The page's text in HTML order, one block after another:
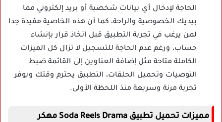
الحاجة لإدخال أي بيانات شخصية أو بريد إلكتروني مما
بيديك الخصوصية والراحة، كما أن هذه الخاصية مفيدة جدا
لمن يرغب في تجربة التطبيق قبل اتخاذ قرار بإنشاء
حساب، ورغم عدم الحاجة للتسجيل لا تزال كل الميزات
الكاملة متاحة مثل إضافة العناوين إلى القائمة ضبط
التوصيات وتحميل الحلقات، التطبيق يحترم وقتك ويوفر
تجربة مرنة وسريعة منذ اللحظة الأولى.
مميزات تحميل تطبيق Soda Reels Drama مهكر